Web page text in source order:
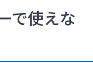
で使えな